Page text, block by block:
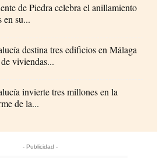
de Piedra celebra el anillamiento
en su...
destina tres edificios en Málaga
viviendas...
invierte tres millones en la
de la...
- Publicidad -